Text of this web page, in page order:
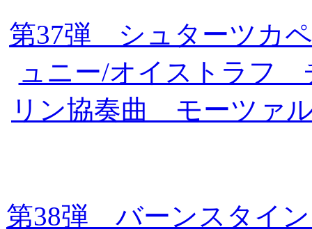
第37弾 シュターツカ
ュニー/オイストラフ
リン協奏曲 モーツァ
第38弾 バーンスタイ